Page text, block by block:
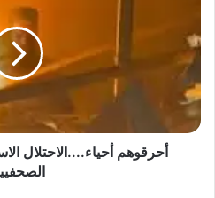
ق
م
ح
أحرقوهم أحياء....الاحتلال